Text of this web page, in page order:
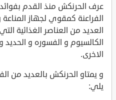
عرف الحرنكش منذ القدم
الفراعنة كمقوي لجهاز
العديد من العناصر الغذائية
الكالسيوم و الفسوره و الحديد
الاخرى.
و يمتاو الحرنكش بالعديد من
يلي: